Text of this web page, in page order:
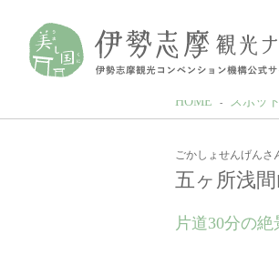
HOME
スポッ
ごかしょせんげんさ
五ヶ所浅間
片道30分の